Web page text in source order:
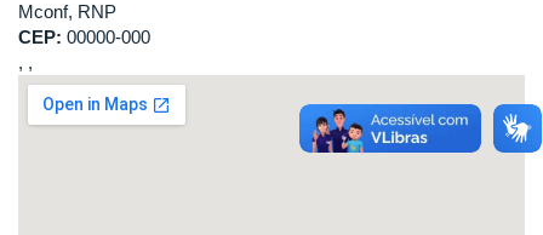
Mconf, RNP
CEP: 00000-000
, ,